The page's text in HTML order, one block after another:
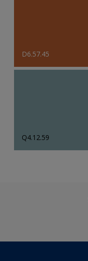
D6.57.45
Q4.12.59